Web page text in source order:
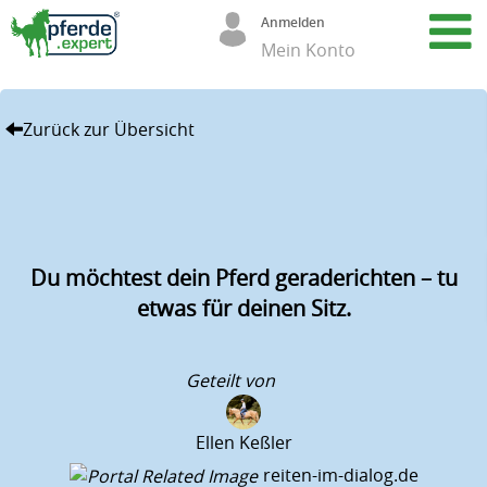
A
k
Anmelden
Mein Konto
Zurück zur Übersicht
Du möchtest dein Pferd geraderichten – tu
etwas für deinen Sitz.
Geteilt von
Ellen Keßler
reiten-im-dialog.de